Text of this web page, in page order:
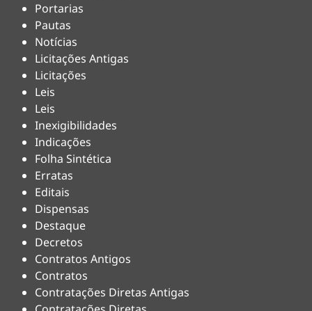
Portarias
Pautas
Notícias
Licitações Antigas
Licitações
Leis
Leis
Inexigibilidades
Indicações
Folha Sintética
Erratas
Editais
Dispensas
Destaque
Decretos
Contratos Antigos
Contratos
Contratações Diretas Antigas